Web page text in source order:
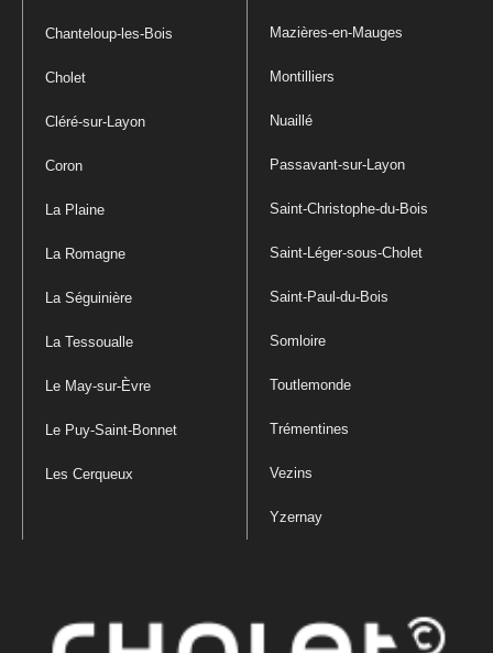
Chanteloup-les-Bois
Cholet
Cléré-sur-Layon
Coron
La Plaine
La Romagne
La Séguinière
La Tessoualle
Le May-sur-Èvre
Le Puy-Saint-Bonnet
Les Cerqueux
Mazières-en-Mauges
Montilliers
Nuaillé
Passavant-sur-Layon
Saint-Christophe-du-Bois
Saint-Léger-sous-Cholet
Saint-Paul-du-Bois
Somloire
Toutlemonde
Trémentines
Vezins
Yzernay